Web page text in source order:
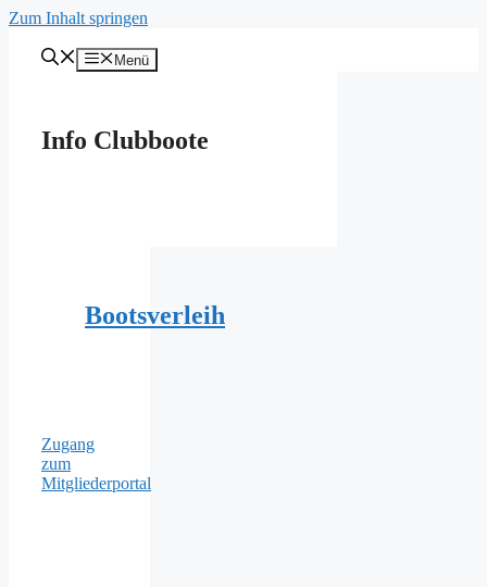
Zum Inhalt springen
Menü
Info Clubboote
Bootsverleih
Zugang
zum
Mitgliederportal